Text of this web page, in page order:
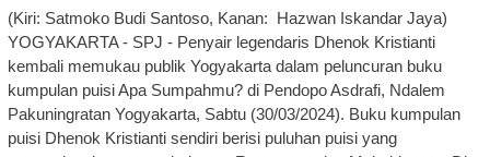
(Kiri: Satmoko Budi Santoso, Kanan: Hazwan Iskandar Jaya)
YOGYAKARTA - SPJ - Penyair legendaris Dhenok Kristianti
kembali memukau publik Yogyakarta dalam peluncuran buku
kumpulan puisi Apa Sumpahmu? di Pendopo Asdrafi, Ndalem
Pakuningratan Yogyakarta, Sabtu (30/03/2024). Buku kumpulan
puisi Dhenok Kristianti sendiri berisi puluhan puisi yang